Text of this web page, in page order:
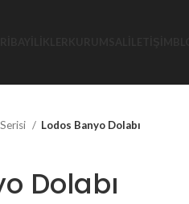
Lodos Banyo Dolabı
Dolabı